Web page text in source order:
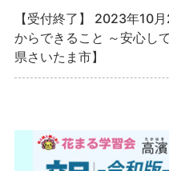
【受付終了】 2023年10
からできること ～安心し
県さいたま市】